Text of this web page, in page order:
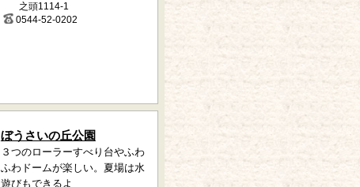
之頭1114-1
0544-52-0202
ぼうさいの丘公園
３つのローラーすべり台やふわ
ふわドームが楽しい。夏場は水
遊びもできるよ